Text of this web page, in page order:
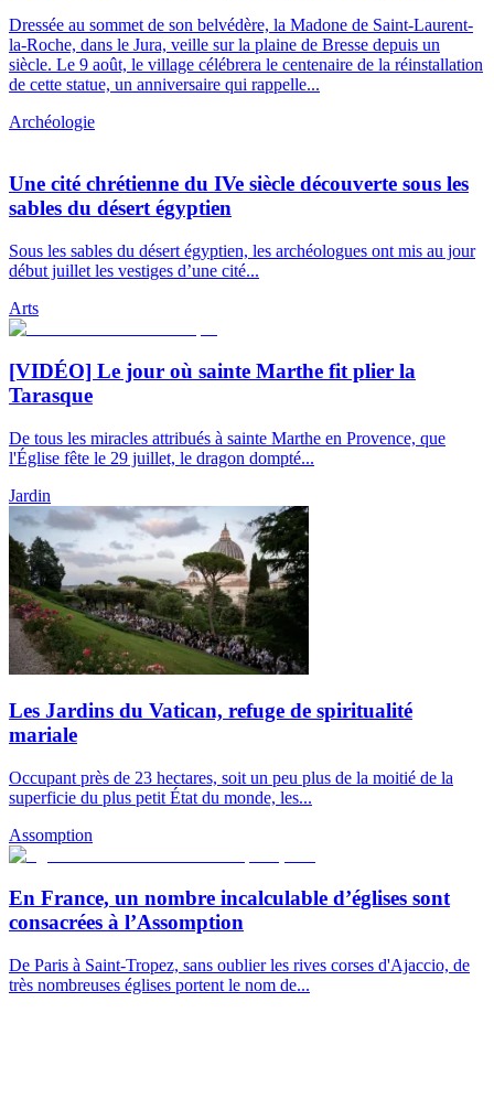
Dressée au sommet de son belvédère, la Madone de Saint-Laurent-
la-Roche, dans le Jura, veille sur la plaine de Bresse depuis un
siècle. Le 9 août, le village célébrera le centenaire de la réinstallation
de cette statue, un anniversaire qui rappelle...
Archéologie
Une cité chrétienne du IVe siècle découverte sous les
sables du désert égyptien
Sous les sables du désert égyptien, les archéologues ont mis au jour
début juillet les vestiges d’une cité...
Arts
[VIDÉO] Le jour où sainte Marthe fit plier la
Tarasque
De tous les miracles attribués à sainte Marthe en Provence, que
l'Église fête le 29 juillet, le dragon dompté...
Jardin
Les Jardins du Vatican, refuge de spiritualité
mariale
Occupant près de 23 hectares, soit un peu plus de la moitié de la
superficie du plus petit État du monde, les...
Assomption
En France, un nombre incalculable d’églises sont
consacrées à l’Assomption
De Paris à Saint-Tropez, sans oublier les rives corses d'Ajaccio, de
très nombreuses églises portent le nom de...